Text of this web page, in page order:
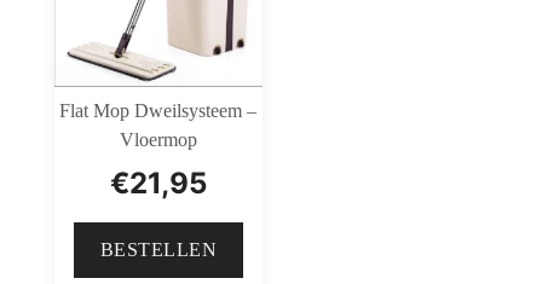
Flat Mop Dweilsysteem –
Vloermop
€21,95
BESTELLEN